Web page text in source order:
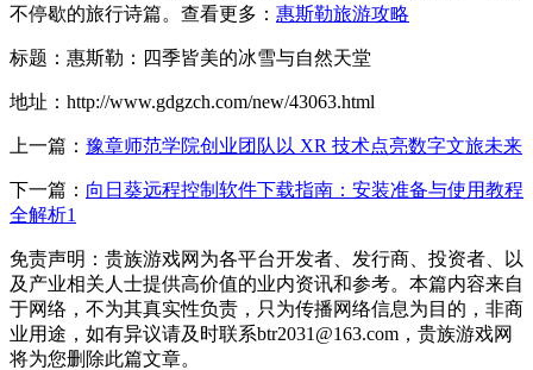
不停歇的旅行诗篇。查看更多： 惠斯勒旅游攻略
标题：惠斯勒：四季皆美的冰雪与自然天堂
地址：http://www.gdgzch.com/new/43063.html
上一篇： 豫章师范学院创业团队以 XR 技术点亮数字文旅未来
下一篇： 向日葵远程控制软件下载指南：安装准备与使用教程
全解析1
免责声明：贵族游戏网为各平台开发者、发行商、投资者、以
及产业相关人士提供高价值的业内资讯和参考。本篇内容来自
于网络，不为其真实性负责，只为传播网络信息为目的，非商
业用途，如有异议请及时联系btr2031@163.com，贵族游戏网
将为您删除此篇文章。